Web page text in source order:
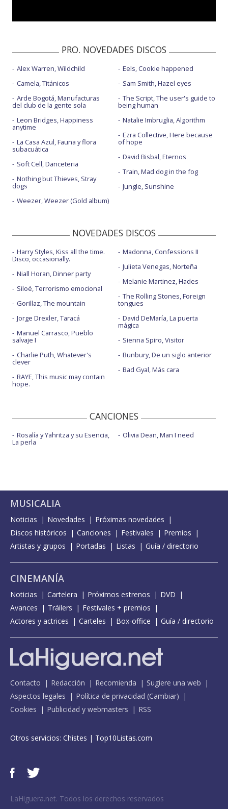
PRO. NOVEDADES DISCOS
Alex Warren, Wildchild
Camela, Titánicos
Arde Bogotá, Manufacturas
del club de la gente sola
Leon Bridges, Happiness
anytime
La Casa Azul, Fauna y flora
subacuática
Soft Cell, Danceteria
Nothing but Thieves, Stray
dogs
Weezer, Weezer (Gold album)
Eels, Cookie happened
Sam Smith, Hazel eyes
The Script, The user's guide to
being human
Natalie Imbruglia, Algorithm
Ezra Collective, Here because
of hope
David Bisbal, Eternos
Train, Mad dog in the fog
Jungle, Sunshine
NOVEDADES DISCOS
Harry Styles, Kiss all the time.
Disco, occasionally.
Niall Horan, Dinner party
Siloé, Terrorismo emocional
Gorillaz, The mountain
Jorge Drexler, Taracá
Manuel Carrasco, Pueblo
salvaje I
Charlie Puth, Whatever's
clever
RAYE, This music may contain
hope.
Madonna, Confessions II
Julieta Venegas, Norteña
Melanie Martinez, Hades
The Rolling Stones, Foreign
tongues
David DeMaría, La puerta
mágica
Sienna Spiro, Visitor
Bunbury, De un siglo anterior
Bad Gyal, Más cara
CANCIONES
Rosalía y Yahritza y su Esencia,
La perla
Olivia Dean, Man I need
MUSICALIA
Noticias Novedades
Próximas novedades
Discos históricos
Canciones Festivales
Premios
Artistas y grupos
Portadas Listas Guía / directorio
CINEMANÍA
Noticias Cartelera Próximos estrenos
DVD
Avances
Tráilers
Festivales + premios
Actores y actrices
Carteles Box-office Guía / directorio
Contacto Redacción Recomienda
Sugiere una web
Aspectos legales
Política de privacidad (Cambiar)
Cookies
Publicidad y webmasters RSS
Otros servicios: Chistes | Top10Listas.com
LaHiguera.net. Todos los derechos reservados